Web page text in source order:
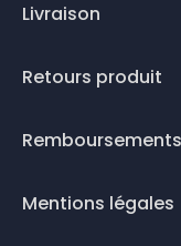
Livraison
Retours produit
Remboursements
Mentions légales